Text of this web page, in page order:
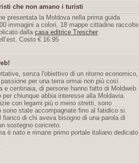
che non amano i turisti
presentata la Moldova nella prima guida
immagini a colori, 18 mappe cittadine raccolte
dalla casa editrice Trescher
Costo € 16.95
senza l'obiettivo di un ritorno economico,
per una terra ormai non più così
e centinaia, di persone hanno fatto di Moldweb
chiunque abbia interesse alla Moldavia.
con legami più o meno stretti, sono
state accompagnate fino al fatidico si.
fianco di chi aveva bisogno di una parola di
sostegno concreto.
è nato e rimane primo portale italiano dedicato